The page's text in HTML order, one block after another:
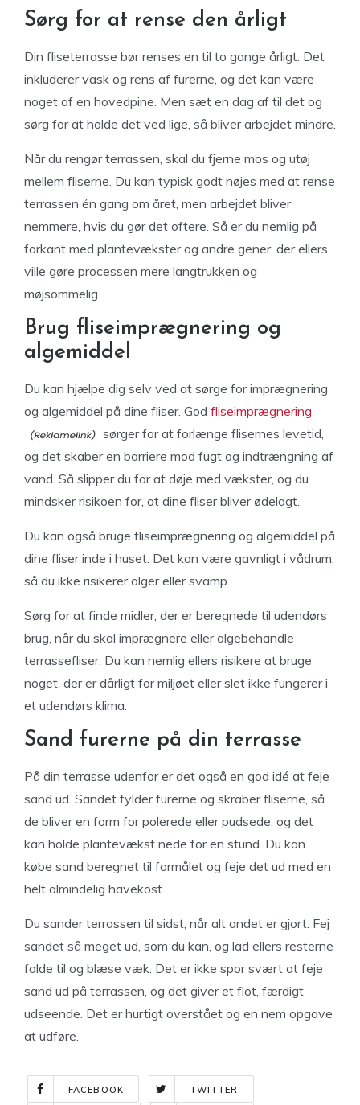
Sørg for at rense den årligt
Din fliseterrasse bør renses en til to gange årligt. Det
inkluderer vask og rens af furerne, og det kan være
noget af en hovedpine. Men sæt en dag af til det og
sørg for at holde det ved lige, så bliver arbejdet mindre.
Når du rengør terrassen, skal du fjerne mos og utøj
mellem fliserne. Du kan typisk godt nøjes med at rense
terrassen én gang om året, men arbejdet bliver
nemmere, hvis du gør det oftere. Så er du nemlig på
forkant med plantevækster og andre gener, der ellers
ville gøre processen mere langtrukken og
møjsommelig.
Brug fliseimprægnering og
algemiddel
Du kan hjælpe dig selv ved at sørge for imprægnering
og algemiddel på dine fliser. God fliseimprægnering
sørger for at forlænge flisernes levetid,
og det skaber en barriere mod fugt og indtrængning af
vand. Så slipper du for at døje med vækster, og du
mindsker risikoen for, at dine fliser bliver ødelagt.
Du kan også bruge fliseimprægnering og algemiddel på
dine fliser inde i huset. Det kan være gavnligt i vådrum,
så du ikke risikerer alger eller svamp.
Sørg for at finde midler, der er beregnede til udendørs
brug, når du skal imprægnere eller algebehandle
terrassefliser. Du kan nemlig ellers risikere at bruge
noget, der er dårligt for miljøet eller slet ikke fungerer i
et udendørs klima.
Sand furerne på din terrasse
På din terrasse udenfor er det også en god idé at feje
sand ud. Sandet fylder furerne og skraber fliserne, så
de bliver en form for polerede eller pudsede, og det
kan holde plantevækst nede for en stund. Du kan
købe sand beregnet til formålet og feje det ud med en
helt almindelig havekost.
Du sander terrassen til sidst, når alt andet er gjort. Fej
sandet så meget ud, som du kan, og lad ellers resterne
falde til og blæse væk. Det er ikke spor svært at feje
sand ud på terrassen, og det giver et flot, færdigt
udseende. Det er hurtigt overstået og en nem opgave
at udføre.
FACEBOOK TWITTER